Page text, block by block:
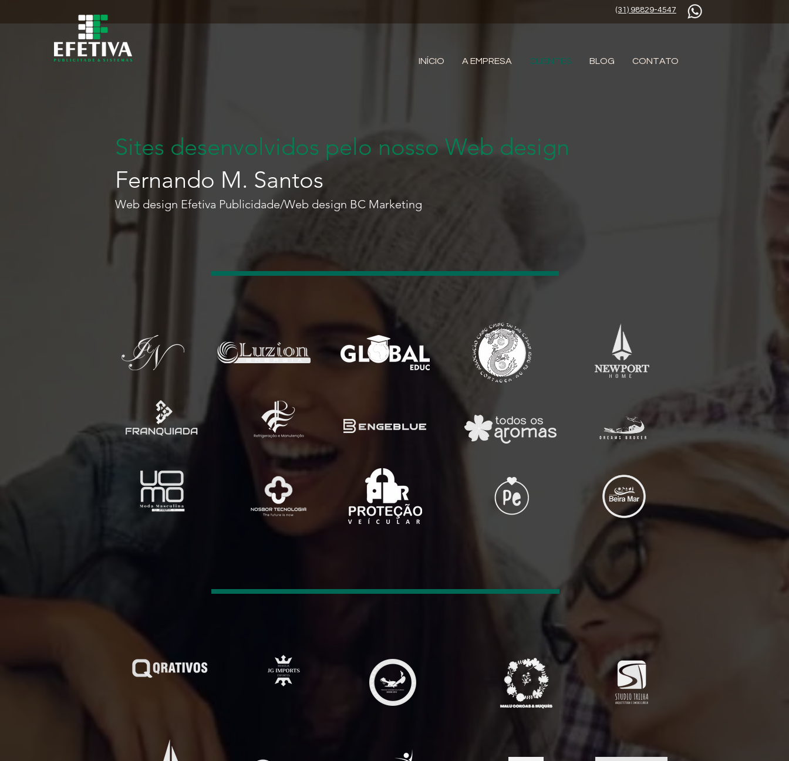
(31) 98829-4547
INÍCIO A EMPRESA CLIENTES BLOG CONTATO
Sites desenvolvidos pelo nosso Web design
Fernando M. Santos
Web design Efetiva Publicidade/Web design BC Marketing